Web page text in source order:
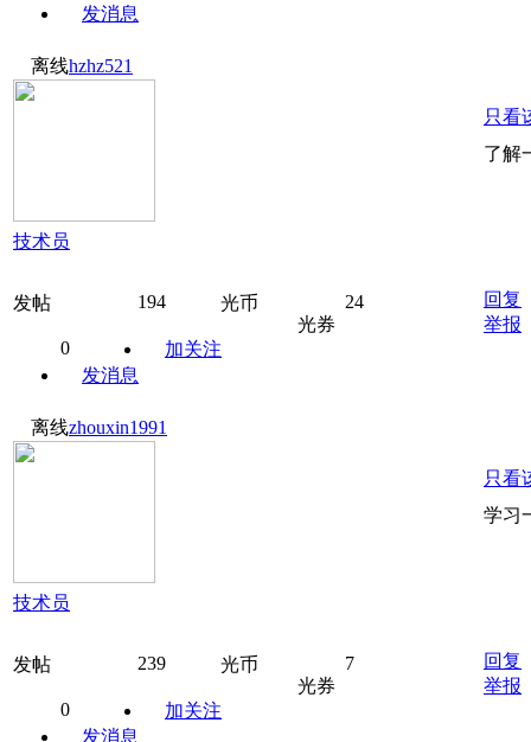
发消息
离线hzhz521
技术员
发帖 194 光币
24
光券
0
加关注
发消息
只看
了解
回复
举报
离线zhouxin1991
技术员
发帖 239 光币
7
光券
0
加关注
发消息
只看
学习
回复
举报